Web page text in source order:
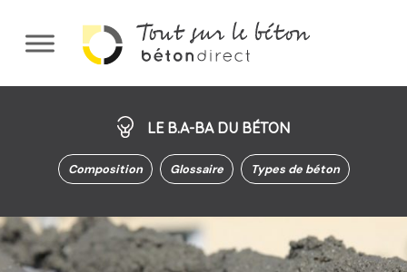
contenu
LE B.A-BA DU BÉTON
Composition Glossaire Types de béton